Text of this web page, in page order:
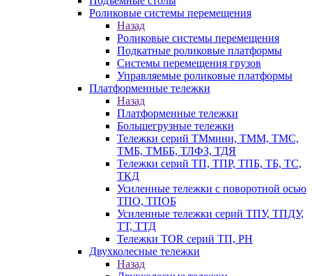
Роликовые системы перемещения
Назад
Роликовые системы перемещения
Подкатные роликовые платформы
Системы перемещения грузов
Управляемые роликовые платформы
Платформенные тележки
Назад
Платформенные тележки
Большегрузные тележки
Тележки серий ТМмини, ТММ, ТМС,
ТМБ, ТМББ, ТЛФЗ, ТДЯ
Тележки серий ТП, ТПР, ТПБ, ТБ, ТС,
ТКД
Усиленные тележки с поворотной осью
ТПО, ТПОБ
Усиленные тележки серий ТПУ, ТПДУ,
ТТ, ТТД
Тележки TOR серий ТП, PH
Двухколесные тележки
Назад